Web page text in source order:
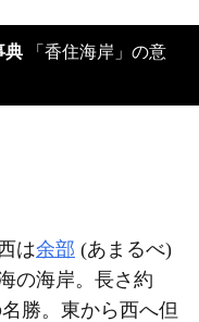
典 「香住海岸」の意
は余部 (あまるべ)
の海岸。長さ約
勝。東から西へ但